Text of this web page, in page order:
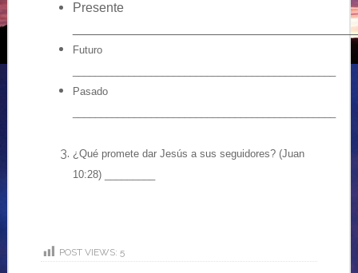
Presente
Futuro
Pasado
¿Qué promete dar Jesús a sus seguidores? (Juan
10:28) _________
POST VIEWS: 5